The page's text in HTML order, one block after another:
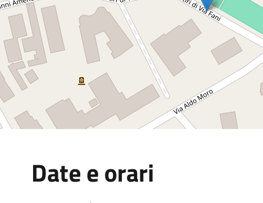
Date e orari